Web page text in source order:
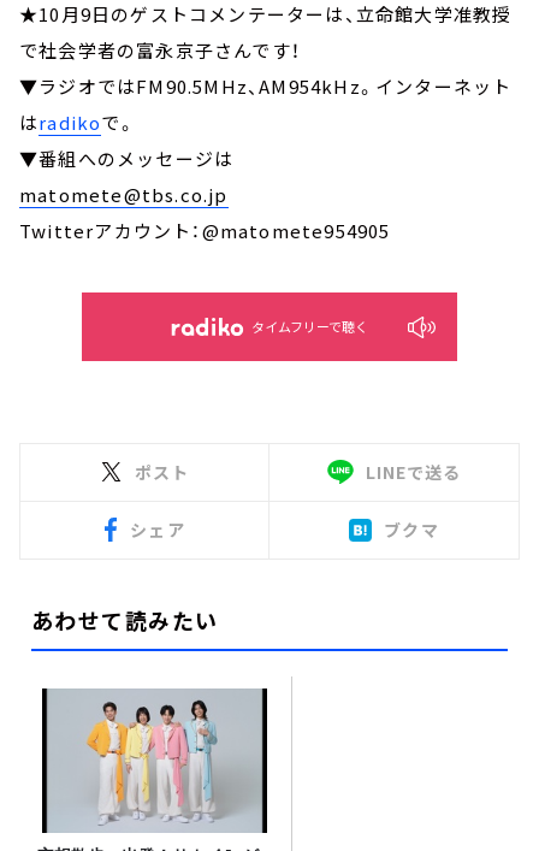
★10月9日のゲストコメンテーターは、立命館大学准教授
で社会学者の富永京子さんです！
▼ラジオではFM90.5MHz、AM954kHz。インターネット
はradikoで。
▼番組へのメッセージは
matomete@tbs.co.jp
Twitterアカウント：@matomete954905
タイムフリーで聴く
ポスト LINEで送る
シェア ブクマ
あわせて読みたい